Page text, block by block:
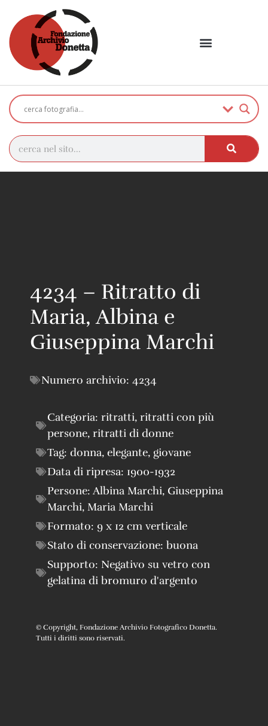
4234 – Ritratto di
Maria, Albina e
Giuseppina Marchi
Numero archivio: 4234
Categoria: ritratti, ritratti con più
persone, ritratti di donne
Tag: donna, elegante, giovane
Data di ripresa: 1900-1932
Persone: Albina Marchi, Giuseppina
Marchi, Maria Marchi
Formato: 9 x 12 cm verticale
Stato di conservazione: buona
Supporto: Negativo su vetro con
gelatina di bromuro d'argento
© Copyright, Fondazione Archivio Fotografico Donetta.
Tutti i diritti sono riservati.